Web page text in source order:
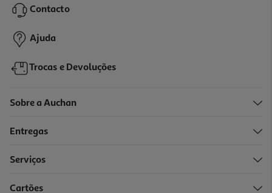
9,99 €
Contacto
Ajuda
Trocas e Devoluções
Sobre a Auchan
Entregas
Serviços
Cartões